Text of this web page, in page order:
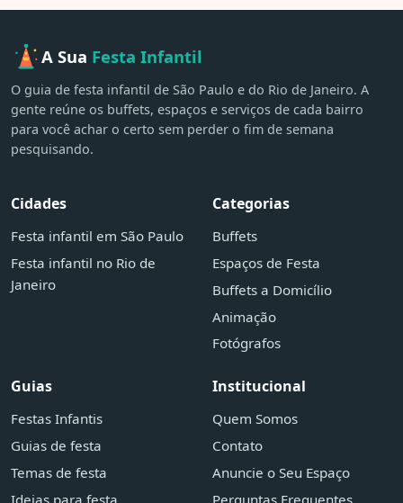
A Sua Festa Infantil
O guia de festa infantil de São Paulo e do Rio de Janeiro. A
gente reúne os buffets, espaços e serviços de cada bairro
para você achar o certo sem perder o fim de semana
pesquisando.
Cidades
Festa infantil em São Paulo
Festa infantil no Rio de
Janeiro
Categorias
Buffets
Espaços de Festa
Buffets a Domicílio
Animação
Fotógrafos
Guias
Festas Infantis
Guias de festa
Temas de festa
Ideias para festa
Institucional
Quem Somos
Contato
Anuncie o Seu Espaço
Perguntas Frequentes